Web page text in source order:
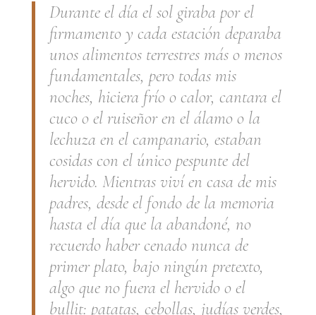
Durante el día el sol giraba por el
firmamento y cada estación deparaba
unos alimentos terrestres más o menos
fundamentales, pero todas mis
noches, hiciera frío o calor, cantara el
cuco o el ruiseñor en el álamo o la
lechuza en el campanario, estaban
cosidas con el único pespunte del
hervido. Mientras viví en casa de mis
padres, desde el fondo de la memoria
hasta el día que la abandoné, no
recuerdo haber cenado nunca de
primer plato, bajo ningún pretexto,
algo que no fuera el hervido o el
bullit: patatas, cebollas, judías verdes,